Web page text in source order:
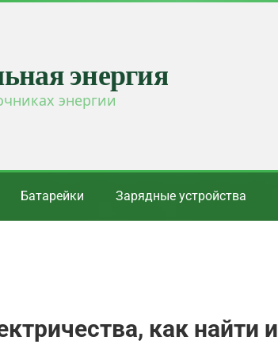
энергия
энергии
Батарейки Зарядные устройства
как найти и